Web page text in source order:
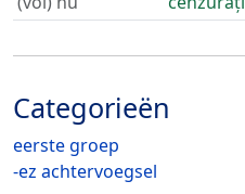
Categorieën
eerste groep
-ez achtervoegsel